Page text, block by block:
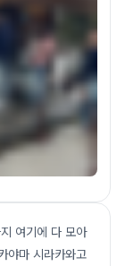
여기에 다 모아
야마 시라카와고